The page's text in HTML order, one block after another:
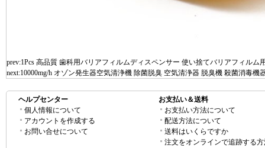
prev:1Pcs 高品質 歯科用バリアフィルムディスペンサー 使い捨てバリアフィルム
next:10000mg/h オゾン発生器空気清浄機 除菌脱臭 空気清浄器 脱臭機 殺菌消毒機
ヘルプセンター
個人情報について
アカウントを作成する
お問い合せについて
お支払い＆送料
お支払い方法について
配送方法について
送料はいくらですか
注文をオンラインで追跡する